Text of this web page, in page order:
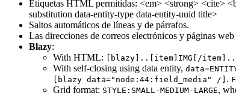
Etiquetas HTML permitidas: <em> <strong> <cite>
substitution data-entity-type data-entity-uuid title>
Saltos automáticos de líneas y de párrafos.
Las direcciones de correos electrónicos y páginas
Blazy:
With HTML:
[blazy]..[item]IMG[/
With self-closing using data entity,
[blazy data="node:44:field_media" /] .
Grid format: STYLE:SMALL-MEDIUM-LARGE,